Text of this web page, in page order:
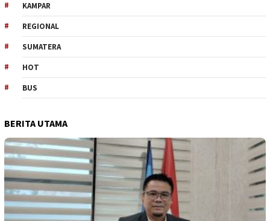
KAMPAR
REGIONAL
SUMATERA
HOT
BUS
BERITA UTAMA